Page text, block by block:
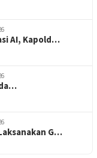
AI, Kapold…
G…